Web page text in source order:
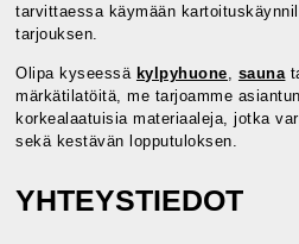
tarvittaessa käymään
tarjouksen.
Olipa kyseessä kylpyhuone, sauna
märkätilatöitä, me tarjoamme
korkealaatuisia materiaaleja, jotka
sekä kestävän lopputuloksen.
YHTEYSTIEDOT